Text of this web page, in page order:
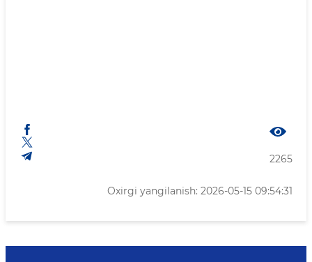
2265
Oxirgi yangilanish: 2026-05-15 09:54:31